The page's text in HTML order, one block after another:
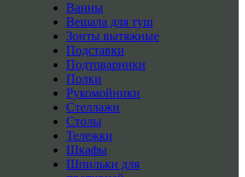
Ванны
Вешала для туш
Зонты вытяжные
Подставки
Подтоварники
Полки
Рукомойники
Стеллажи
Столы
Тележки
Шкафы
Шпильки для